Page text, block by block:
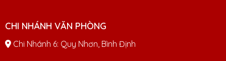
CHI NHÁNH VĂN PHÒNG
Chi Nhánh 6: Quy Nhơn, Bình Định